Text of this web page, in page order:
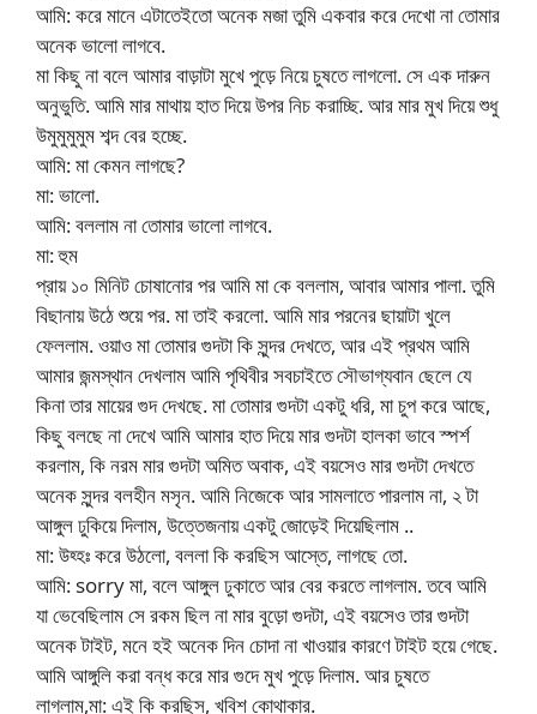
আমি: করে মানে এটাতেইতো অনেক মজা তুমি একবার করে দেখো না তোমার
অনেক ভালো লাগবে.
মা কিছু না বলে আমার বাড়াটা মুখে পুড়ে নিয়ে চুষতে লাগলো. সে এক দারুন
অনুভুতি. আমি মার মাথায় হাত দিয়ে উপর নিচ করাচ্ছি. আর মার মুখ দিয়ে শুধু
উমুমুমুমুম শব্দ বের হচ্ছে.
আমি: মা কেমন লাগছে?
মা: ভালো.
আমি: বললাম না তোমার ভালো লাগবে.
মা: হুম
প্রায় ১০ মিনিট চোষানোর পর আমি মা কে বললাম, আবার আমার পালা. তুমি
বিছানায় উঠে শুয়ে পর. মা তাই করলো. আমি মার পরনের ছায়াটা খুলে
ফেললাম. ওয়াও মা তোমার গুদটা কি সুন্দর দেখতে, আর এই প্রথম আমি
আমার জন্মস্থান দেখলাম আমি পৃথিবীর সবচাইতে সৌভাগ্যবান ছেলে যে
কিনা তার মায়ের গুদ দেখছে. মা তোমার গুদটা একটু ধরি, মা চুপ করে আছে,
কিছু বলছে না দেখে আমি আমার হাত দিয়ে মার গুদটা হালকা ভাবে স্পর্শ
করলাম, কি নরম মার গুদটা অমিত অবাক, এই বয়সেও মার গুদটা দেখতে
অনেক সুন্দর বলহীন মসৃন. আমি নিজেকে আর সামলাতে পারলাম না, ২ টা
আঙ্গুল ঢুকিয়ে দিলাম, উত্তেজনায় একটু জোড়েই দিয়েছিলাম ..
মা: উহ্হঃ করে উঠলো, বললা কি করছিস আস্তে, লাগছে তো.
আমি: sorry মা, বলে আঙ্গুল ঢুকাতে আর বের করতে লাগলাম. তবে আমি
যা ভেবেছিলাম সে রকম ছিল না মার বুড়ো গুদটা, এই বয়সেও তার গুদটা
অনেক টাইট, মনে হই অনেক দিন চোদা না খাওয়ার কারণে টাইট হয়ে গেছে.
আমি আঙ্গুলি করা বন্ধ করে মার গুদে মুখ পুড়ে দিলাম. আর চুষতে
লাগলাম,মা: এই কি করছিস, খবিশ কোথাকার.